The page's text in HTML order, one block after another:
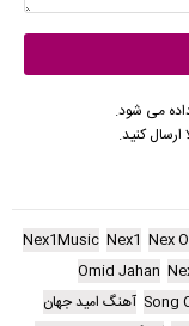
می شود.
کنید.
Nex
Nex1
Nex1Music
Omid Jahan
Song آهنگ امید جهان